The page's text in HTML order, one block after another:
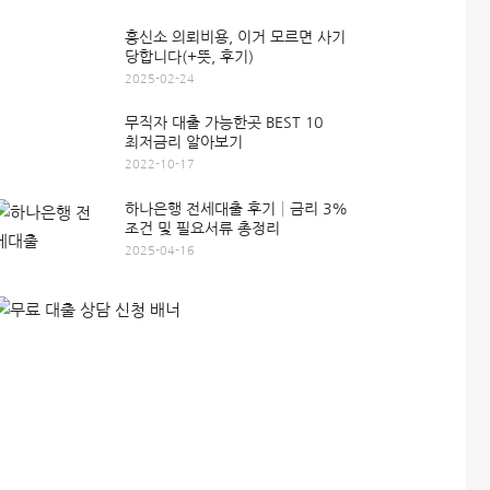
흥신소 의뢰비용, 이거 모르면 사기
당합니다(+뜻, 후기)
2025-02-24
무직자 대출 가능한곳 BEST 10
최저금리 알아보기
2022-10-17
하나은행 전세대출 후기│금리 3%
조건 및 필요서류 총정리
2025-04-16